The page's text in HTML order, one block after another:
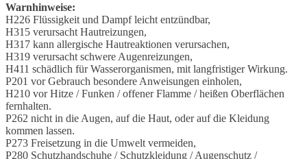
Warnhinweise:
H226 Flüssigkeit und Dampf leicht entzündbar,
H315 verursacht Hautreizungen,
H317 kann allergische Hautreaktionen verursachen,
H319 verursacht schwere Augenreizungen,
H411 schädlich für Wasserorganismen, mit langfristiger Wirkung.
P201 vor Gebrauch besondere Anweisungen einholen,
H210 vor Hitze / Funken / offener Flamme / heißen Oberflächen
fernhalten.
P262 nicht in die Augen, auf die Haut, oder auf die Kleidung
kommen lassen.
P273 Freisetzung in die Umwelt vermeiden,
P280 Schutzhandschuhe / Schutzkleidung / Augenschutz /